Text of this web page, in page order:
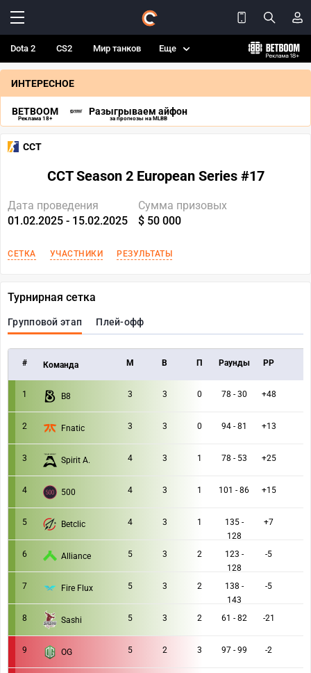
Dota 2 CS2 Мир танков Еще
ИНТЕРЕСНОЕ
BETBOOM
Реклама 18+
Разыгрываем айфон
за прогнозы на MLBB
CCT
CCT Season 2 European Series #17
Дата проведения
01.02.2025 - 15.02.2025
Сумма призовых
$ 50 000
СЕТКА УЧАСТНИКИ РЕЗУЛЬТАТЫ
Турнирная сетка
Групповой этап Плей-офф
# Команда M В П Раунды РР
1 B8 3 3 0 78 - 30 +48
2 Fnatic 3 3 0 94 - 81 +13
3 Spirit A. 4 3 1 78 - 53 +25
4 500 4 3 1 101 - 86 +15
5 Betclic 4 3 1
135 -
128
+7
6 Alliance 5 3 2
123 -
128
-5
7 Fire Flux 5 3 2
138 -
143
-5
8 Sashi 5 3 2 61 - 82 -21
9 OG 5 2 3 97 - 99 -2